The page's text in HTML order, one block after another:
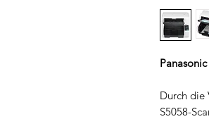
Durch die
S5058-